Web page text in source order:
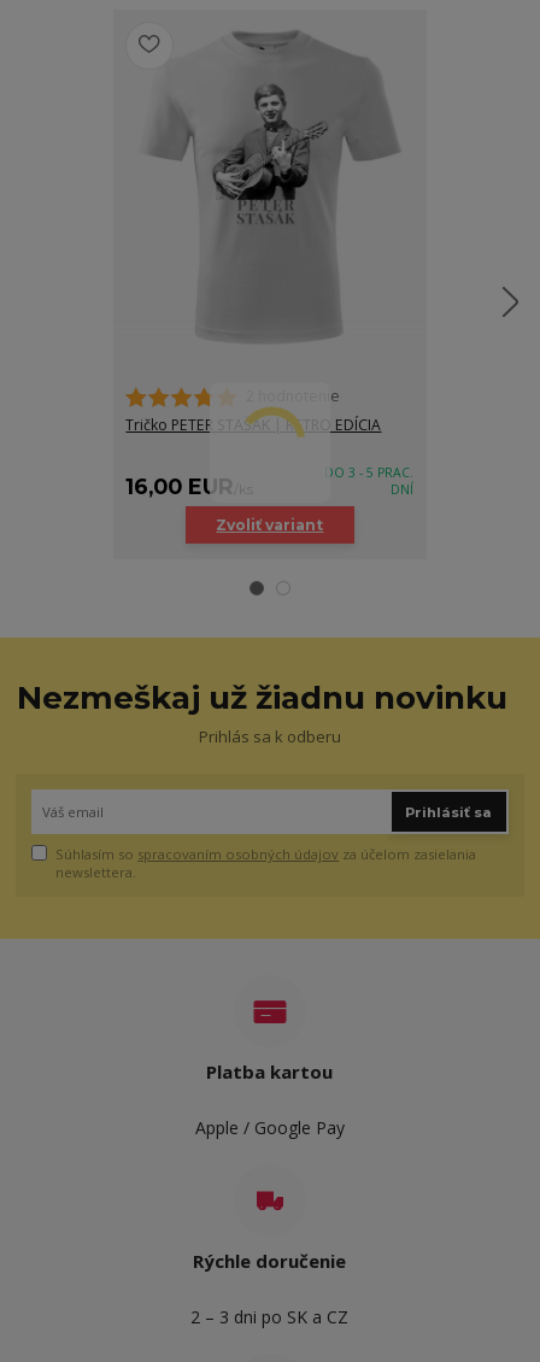
2 hodnotenie
Tričko PETER STAŠÁK | RETRO EDÍCIA
16,00 EUR ks
DO 3 - 5 PRAC.
DNÍ
Zvoliť variant
Nezmeškaj už žiadnu novinku
Prihlás sa k odberu
Prihlásiť sa
Súhlasím so spracovaním osobných údajov za účelom zasielania
newslettera.
Platba kartou
Apple / Google Pay
Rýchle doručenie
2 – 3 dni po SK a CZ